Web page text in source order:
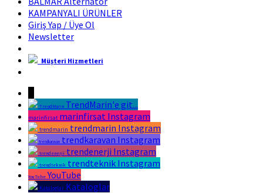
KAMPANYALI ÜRÜNLER
Giriş Yap / Üye Ol
Newsletter
Müşteri Hizmetleri
TrendMarin TrendMarin'e git...
marinfirsat marinfirsat Instagram
trendmarin trendmarin Instagram
trendkaravan trendkaravan Instagram
trendenerji trendenerji Instagram
trendteknik trendteknik Instagram
YouTube YouTube
Kataloglar Kataloglar